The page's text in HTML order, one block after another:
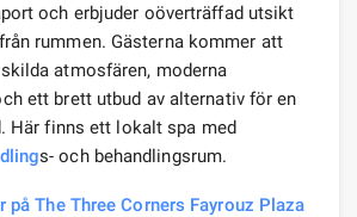
och erbjuder oöverträffad utsikt
rummen. Gästerna kommer att
atmosfären, moderna
ett brett utbud av alternativ för en
Här finns ett lokalt spa med
s- och behandlingsrum.
på The Three Corners Fayrouz Plaza